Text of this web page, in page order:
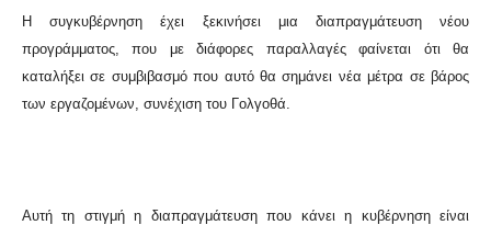
Η συγκυβέρνηση έχει ξεκινήσει μια διαπραγμάτευση νέου
προγράμματος, που με διάφορες παραλλαγές φαίνεται ότι θα
καταλήξει σε συμβιβασμό που αυτό θα σημάνει νέα μέτρα σε βάρος
των εργαζομένων, συνέχιση του Γολγοθά.
Αυτή τη στιγμή η διαπραγμάτευση που κάνει η κυβέρνηση είναι